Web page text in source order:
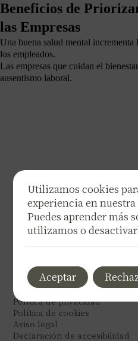
Beneficios de
las Empresas
Una buena salud mental
los empleados.
Las empresas que cuidan el
ausentismo laboral.
Legal
Política de privacidad
Política de cookies
Aviso legal
Declaración de accesibilidad
Utilizamos cookies
experiencia en nuestra
Puedes aprender más
utilizamos o
Aceptar